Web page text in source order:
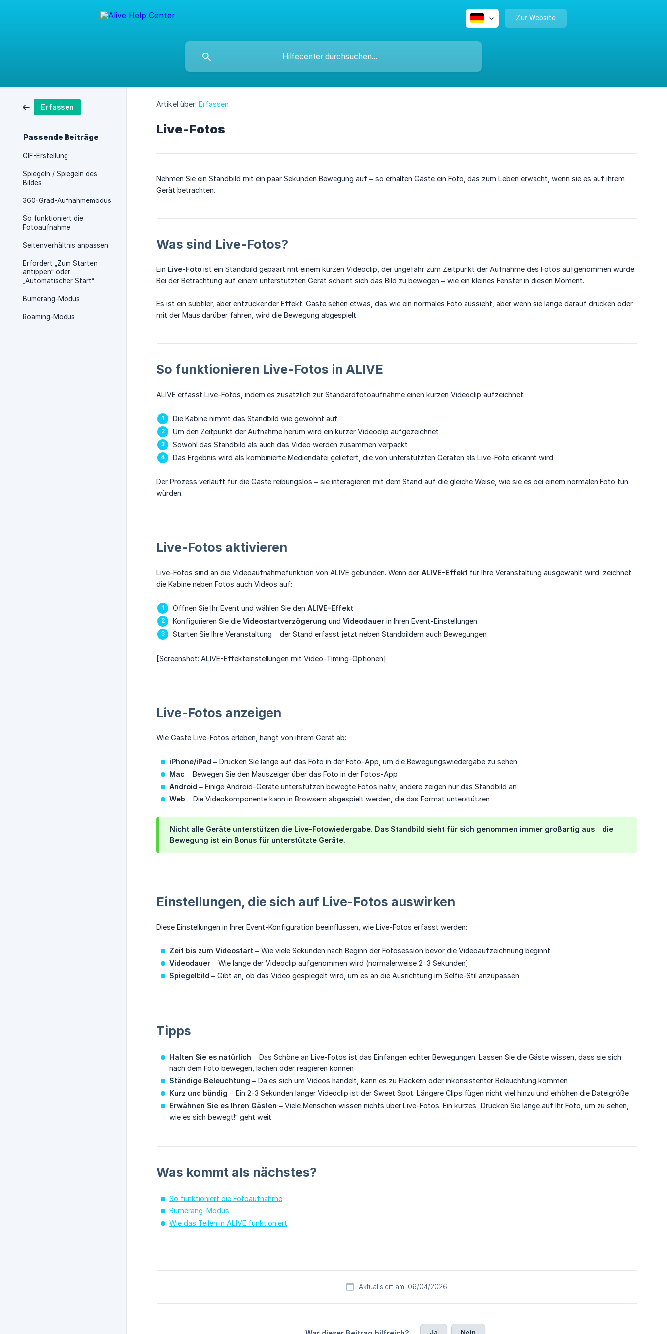
Zur Website
Erfassen
Passende Beiträge
GIF-Erstellung
Spiegeln / Spiegeln des
Bildes
360-Grad-Aufnahmemodus
So funktioniert die
Fotoaufnahme
Seitenverhältnis anpassen
Erfordert „Zum Starten
antippen“ oder
„Automatischer Start“.
Bumerang-Modus
Roaming-Modus
Artikel über: Erfassen
Live-Fotos
Nehmen Sie ein Standbild mit ein paar Sekunden Bewegung auf – so erhalten Gäste ein Foto, das zum Leben erwacht, wenn sie es auf ihrem
Gerät betrachten.
Was sind Live-Fotos?
Ein Live-Foto ist ein Standbild gepaart mit einem kurzen Videoclip, der ungefähr zum Zeitpunkt der Aufnahme des Fotos aufgenommen wurde.
Bei der Betrachtung auf einem unterstützten Gerät scheint sich das Bild zu bewegen – wie ein kleines Fenster in diesen Moment.
Es ist ein subtiler, aber entzückender Effekt. Gäste sehen etwas, das wie ein normales Foto aussieht, aber wenn sie lange darauf drücken oder
mit der Maus darüber fahren, wird die Bewegung abgespielt.
So funktionieren Live-Fotos in ALIVE
ALIVE erfasst Live-Fotos, indem es zusätzlich zur Standardfotoaufnahme einen kurzen Videoclip aufzeichnet:
Die Kabine nimmt das Standbild wie gewohnt auf
Um den Zeitpunkt der Aufnahme herum wird ein kurzer Videoclip aufgezeichnet
Sowohl das Standbild als auch das Video werden zusammen verpackt
Das Ergebnis wird als kombinierte Mediendatei geliefert, die von unterstützten Geräten als Live-Foto erkannt wird
Der Prozess verläuft für die Gäste reibungslos – sie interagieren mit dem Stand auf die gleiche Weise, wie sie es bei einem normalen Foto tun
würden.
Live-Fotos aktivieren
Live-Fotos sind an die Videoaufnahmefunktion von ALIVE gebunden. Wenn der ALIVE-Effekt für Ihre Veranstaltung ausgewählt wird, zeichnet
die Kabine neben Fotos auch Videos auf:
Öffnen Sie Ihr Event und wählen Sie den ALIVE-Effekt
Konfigurieren Sie die Videostartverzögerung und Videodauer in Ihren Event-Einstellungen
Starten Sie Ihre Veranstaltung – der Stand erfasst jetzt neben Standbildern auch Bewegungen
[Screenshot: ALIVE-Effekteinstellungen mit Video-Timing-Optionen]
Live-Fotos anzeigen
Wie Gäste Live-Fotos erleben, hängt von ihrem Gerät ab:
iPhone/iPad – Drücken Sie lange auf das Foto in der Foto-App, um die Bewegungswiedergabe zu sehen
Mac – Bewegen Sie den Mauszeiger über das Foto in der Fotos-App
Android – Einige Android-Geräte unterstützen bewegte Fotos nativ; andere zeigen nur das Standbild an
Web – Die Videokomponente kann in Browsern abgespielt werden, die das Format unterstützen
Nicht alle Geräte unterstützen die Live-Fotowiedergabe. Das Standbild sieht für sich genommen immer großartig aus – die
Bewegung ist ein Bonus für unterstützte Geräte.
Einstellungen, die sich auf Live-Fotos auswirken
Diese Einstellungen in Ihrer Event-Konfiguration beeinflussen, wie Live-Fotos erfasst werden:
Zeit bis zum Videostart – Wie viele Sekunden nach Beginn der Fotosession bevor die Videoaufzeichnung beginnt
Videodauer – Wie lange der Videoclip aufgenommen wird (normalerweise 2–3 Sekunden)
Spiegelbild – Gibt an, ob das Video gespiegelt wird, um es an die Ausrichtung im Selfie-Stil anzupassen
Tipps
Halten Sie es natürlich – Das Schöne an Live-Fotos ist das Einfangen echter Bewegungen. Lassen Sie die Gäste wissen, dass sie sich
nach dem Foto bewegen, lachen oder reagieren können
Ständige Beleuchtung – Da es sich um Videos handelt, kann es zu Flackern oder inkonsistenter Beleuchtung kommen
Kurz und bündig – Ein 2-3 Sekunden langer Videoclip ist der Sweet Spot. Längere Clips fügen nicht viel hinzu und erhöhen die Dateigröße
Erwähnen Sie es Ihren Gästen – Viele Menschen wissen nichts über Live-Fotos. Ein kurzes „Drücken Sie lange auf Ihr Foto, um zu sehen,
wie es sich bewegt!“ geht weit
Was kommt als nächstes?
So funktioniert die Fotoaufnahme
Bumerang-Modus
Wie das Teilen in ALIVE funktioniert
Aktualisiert am: 06/04/2026
Ja Nein